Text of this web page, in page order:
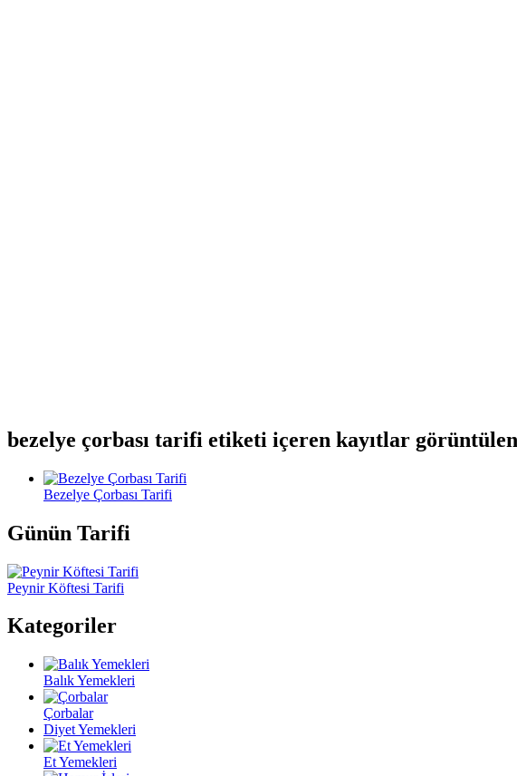
bezelye çorbası tarifi etiketi içeren kayıtlar
Bezelye Çorbası Tarifi
Günün Tarifi
Peynir Köftesi Tarifi
Kategoriler
Balık Yemekleri
Çorbalar
Diyet Yemekleri
Et Yemekleri